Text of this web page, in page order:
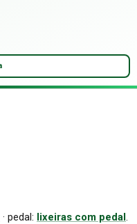
· pedal: lixeiras com pedal.